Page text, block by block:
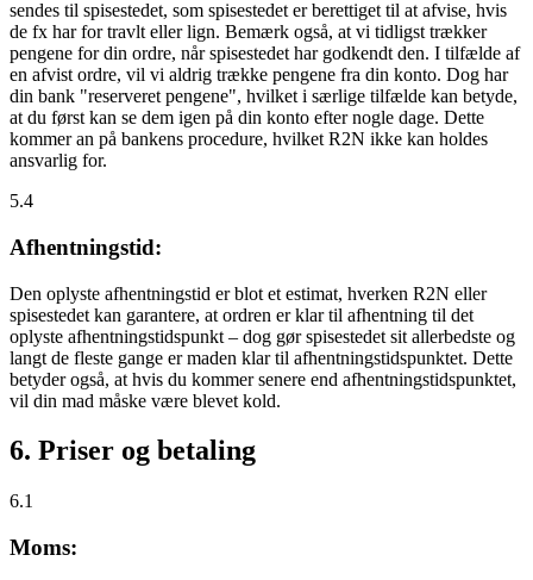
sendes til spisestedet, som spisestedet er berettiget til at afvise, hvis
de fx har for travlt eller lign. Bemærk også, at vi tidligst trækker
pengene for din ordre, når spisestedet har godkendt den. I tilfælde af
en afvist ordre, vil vi aldrig trække pengene fra din konto. Dog har
din bank "reserveret pengene", hvilket i særlige tilfælde kan betyde,
at du først kan se dem igen på din konto efter nogle dage. Dette
kommer an på bankens procedure, hvilket R2N ikke kan holdes
ansvarlig for.
5.4
Afhentningstid:
Den oplyste afhentningstid er blot et estimat, hverken R2N eller
spisestedet kan garantere, at ordren er klar til afhentning til det
oplyste afhentningstidspunkt – dog gør spisestedet sit allerbedste og
langt de fleste gange er maden klar til afhentningstidspunktet. Dette
betyder også, at hvis du kommer senere end afhentningstidspunktet,
vil din mad måske være blevet kold.
6. Priser og betaling
6.1
Moms: